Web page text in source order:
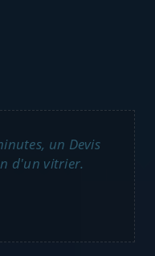
un Devis
d'un vitrier.